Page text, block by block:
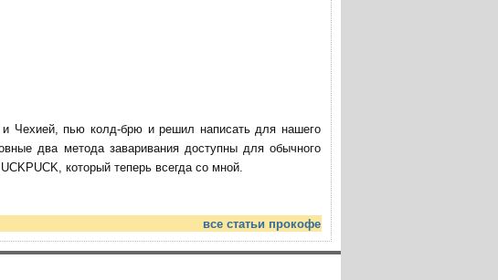
и Чехией, пью колд-брю и решил написать для нашего
два метода заваривания доступны для обычного
который теперь всегда со мной.
все статьи прокофе